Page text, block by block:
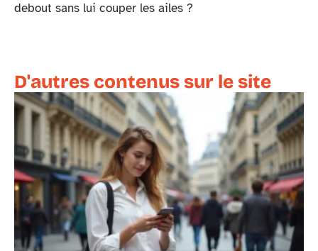
debout sans lui couper les ailes ?
D'autres contenus sur le site